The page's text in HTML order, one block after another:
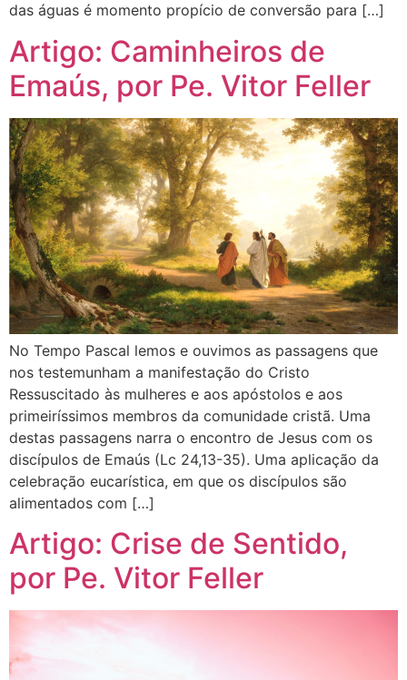
das águas é momento propício de conversão para […]
Artigo: Caminheiros de
Emaús, por Pe. Vitor Feller
No Tempo Pascal lemos e ouvimos as passagens que
nos testemunham a manifestação do Cristo
Ressuscitado às mulheres e aos apóstolos e aos
primeiríssimos membros da comunidade cristã. Uma
destas passagens narra o encontro de Jesus com os
discípulos de Emaús (Lc 24,13-35). Uma aplicação da
celebração eucarística, em que os discípulos são
alimentados com […]
Artigo: Crise de Sentido,
por Pe. Vitor Feller